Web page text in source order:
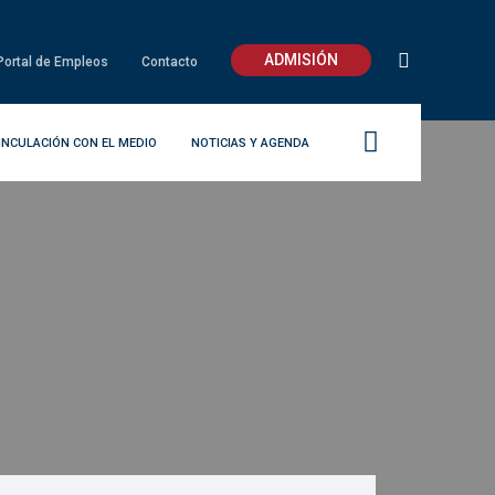
de Empleos Contacto ADMISIÓN
CON EL MEDIO NOTICIAS Y AGENDA